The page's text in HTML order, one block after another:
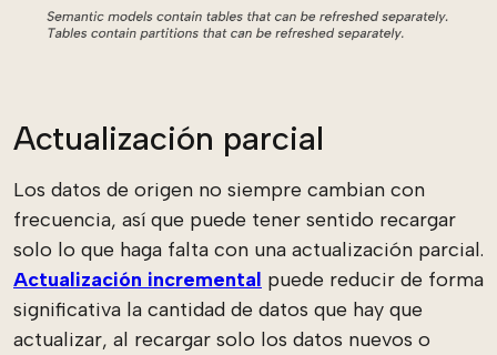
Actualización parcial
Los datos de origen no siempre cambian con
frecuencia, así que puede tener sentido recargar
solo lo que haga falta con una actualización parcial.
Actualización incremental puede reducir de forma
significativa la cantidad de datos que hay que
actualizar, al recargar solo los datos nuevos o